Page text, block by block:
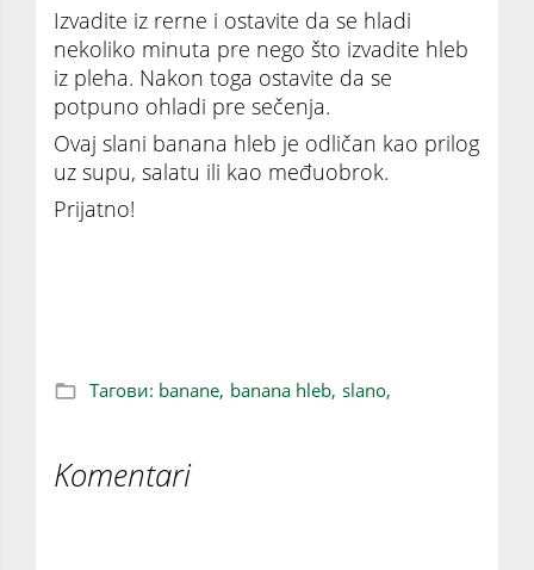
Izvadite iz rerne i ostavite da se hladi
nekoliko minuta pre nego što izvadite hleb
iz pleha. Nakon toga ostavite da se
potpuno ohladi pre sečenja.
Ovaj slani banana hleb je odličan kao prilog
uz supu, salatu ili kao međuobrok.
Prijatno!
Тагови: banane, banana hleb, slano,
Komentari